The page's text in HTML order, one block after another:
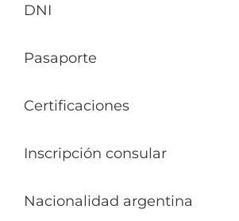
DNI
Pasaporte
Certificaciones
Inscripción consular
Nacionalidad argentina